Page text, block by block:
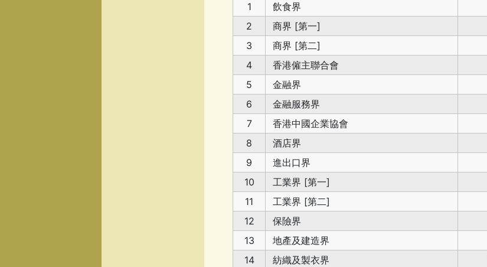
1
飲食界
2
商界 [第一]
3
商界 [第二]
4
香港僱主聯合會
5
金融界
6
金融服務界
7
香港中國企業協會
8
酒店界
9
進出口界
10
工業界 [第一]
11
工業界 [第二]
12
保險界
13
地產及建造界
14
紡織及製衣界